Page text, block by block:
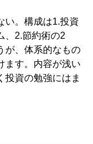
い。構成は1.投資
、2.節約術の2
が、体系的なもの
ます。内容が浅い
投資の勉強にはま